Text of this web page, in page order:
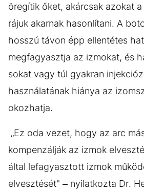
öregítik őket, akárcsak azokat
rájuk akarnak hasonlítani. A
hosszú távon épp ellentétes
megfagyasztja az izmokat, és
sokat vagy túl gyakran
használatának hiánya az
okozhatja.
„Ez oda vezet, hogy az arc
kompenzálják az izmok
által lefagyasztott izmok
elvesztését" – nyilatkozta Dr.